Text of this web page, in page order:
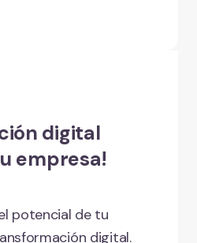
digital
empresa!
potencial de tu
digital.